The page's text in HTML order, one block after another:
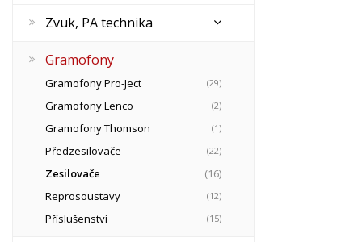
Zvuk, PA technika
Gramofony
Gramofony Pro-Ject (29)
Gramofony Lenco (2)
Gramofony Thomson (1)
Předzesilovače (22)
Zesilovače
(16)
Reprosoustavy
(12)
Příslušenství (15)